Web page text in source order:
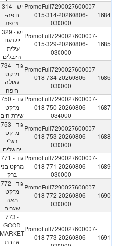
314 - יש
חיפה-
צרפת
PromoFull7290027600007-
015-314-20260806-
030000
1684
329 - יש
יוקנעם
עילית-
היובלים
PromoFull7290027600007-
015-329-20260806-
030000
1685
734 - גוד
מרקט
גאולה
חיפה
PromoFull7290027600007-
018-734-20260806-
030000
1686
750 - גוד
מרקט
שירת הים
PromoFull7290027600007-
018-750-20260806-
034000
1687
753 - גוד
מרקט
רש"י
ירושלים
PromoFull7290027600007-
018-753-20260806-
030000
1688
771 - גוד
מרקט בני
ברק
PromoFull7290027600007-
018-771-20260806-
030000
1689
772 - גוד
מרקט
מאה
שערים
PromoFull7290027600007-
018-772-20260806-
030000
1690
773 -
GOOD
MARKET
אהבת
PromoFull7290027600007-
018-773-20260806-
1691